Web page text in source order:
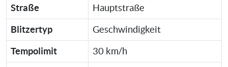
Straße Hauptstraße
Blitzertyp Geschwindigkeit
Tempolimit 30 km/h